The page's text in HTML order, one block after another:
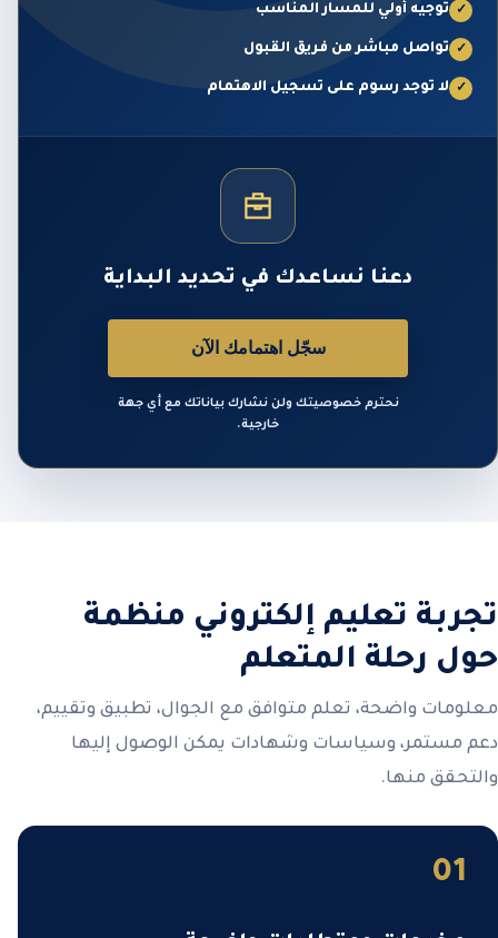
✓ توجيه أولي للمسار المناسب
✓ تواصل مباشر من فريق القبول
✓ لا توجد رسوم على تسجيل الاهتمام
دعنا نساعدك في تحديد البداية
سجّل اهتمامك الآن
نحترم خصوصيتك ولن نشارك بياناتك مع أي جهة
خارجية.
تجربة تعليم إلكتروني منظمة
حول رحلة المتعلم
معلومات واضحة، تعلم متوافق مع الجوال، تطبيق وتقييم،
دعم مستمر، وسياسات وشهادات يمكن الوصول إليها
والتحقق منها.
01